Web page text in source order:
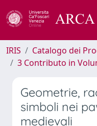
IRIS
Catalogo dei
3 Contributo in
Geometrie,
simboli nei
medievali